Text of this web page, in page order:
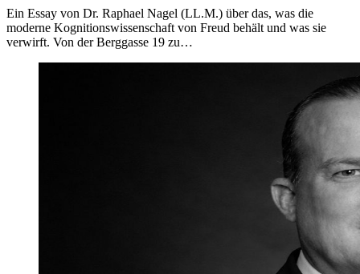
Ein Essay von Dr. Raphael Nagel (LL.M.) über das, was die
moderne Kognitionswissenschaft von Freud behält und was sie
verwirft. Von der Berggasse 19 zu…